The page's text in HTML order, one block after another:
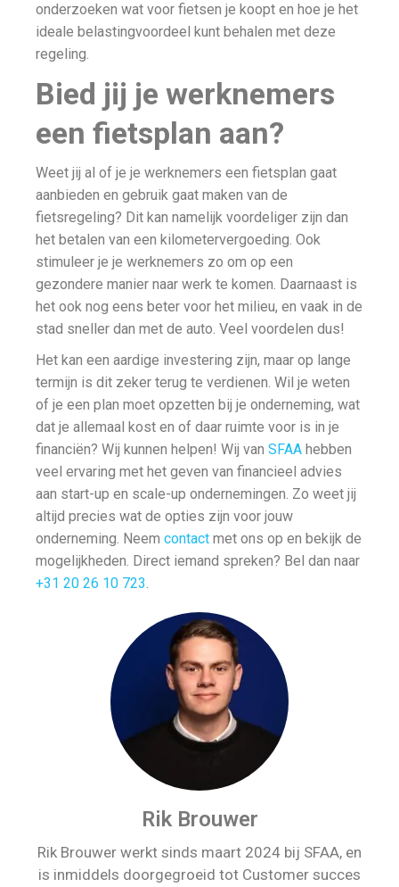
onderzoeken wat voor fietsen je koopt en hoe je het
ideale belastingvoordeel kunt behalen met deze
regeling.
Bied jij je werknemers
een fietsplan aan?
Weet jij al of je je werknemers een fietsplan gaat
aanbieden en gebruik gaat maken van de
fietsregeling? Dit kan namelijk voordeliger zijn dan
het betalen van een kilometervergoeding. Ook
stimuleer je je werknemers zo om op een
gezondere manier naar werk te komen. Daarnaast is
het ook nog eens beter voor het milieu, en vaak in de
stad sneller dan met de auto. Veel voordelen dus!
Het kan een aardige investering zijn, maar op lange
termijn is dit zeker terug te verdienen. Wil je weten
of je een plan moet opzetten bij je onderneming, wat
dat je allemaal kost en of daar ruimte voor is in je
financiën? Wij kunnen helpen! Wij van SFAA hebben
veel ervaring met het geven van financieel advies
aan start-up en scale-up ondernemingen. Zo weet jij
altijd precies wat de opties zijn voor jouw
onderneming. Neem contact met ons op en bekijk de
mogelijkheden. Direct iemand spreken? Bel dan naar
+31 20 26 10 723.
Rik Brouwer
Rik Brouwer werkt sinds maart 2024 bij SFAA, en
is inmiddels doorgegroeid tot Customer succes